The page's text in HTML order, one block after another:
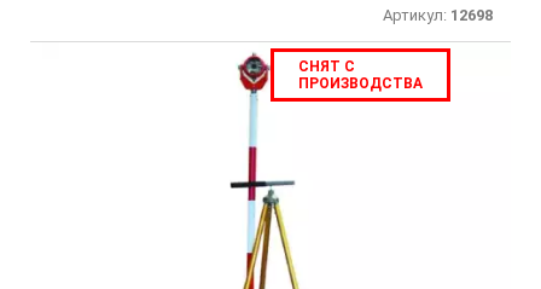
Артикул: 12698
СНЯТ С
ПРОИЗВОДСТВА